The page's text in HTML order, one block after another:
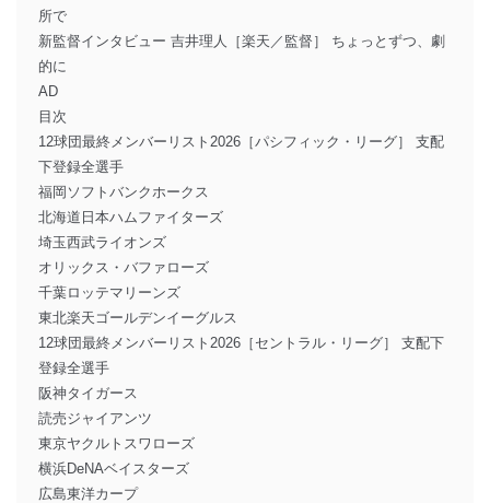
所で
新監督インタビュー 吉井理人［楽天／監督］ ちょっとずつ、劇
的に
AD
目次
12球団最終メンバーリスト2026［パシフィック・リーグ］ 支配
下登録全選手
福岡ソフトバンクホークス
北海道日本ハムファイターズ
埼玉西武ライオンズ
オリックス・バファローズ
千葉ロッテマリーンズ
東北楽天ゴールデンイーグルス
12球団最終メンバーリスト2026［セントラル・リーグ］ 支配下
登録全選手
阪神タイガース
読売ジャイアンツ
東京ヤクルトスワローズ
横浜DeNAベイスターズ
広島東洋カープ